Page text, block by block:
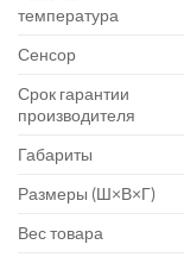
температура
Сенсор
Срок гарантии
производителя
Габариты
Размеры (Ш×В×Г)
Вес товара